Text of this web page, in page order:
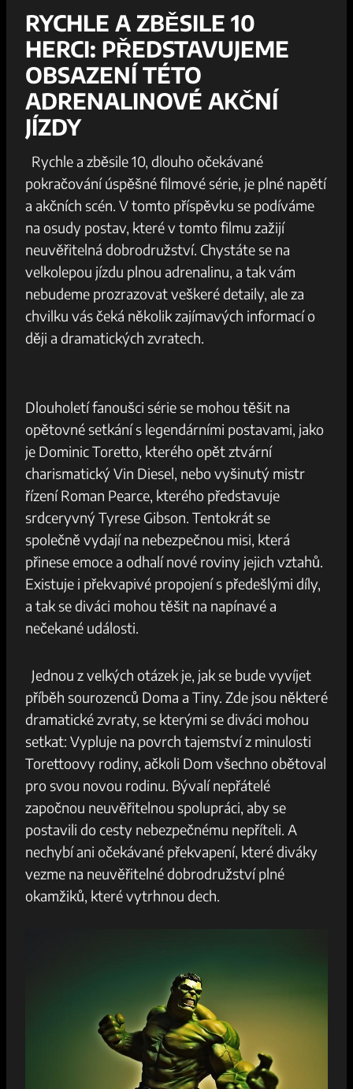
RYCHLE A ZBĚSILE 10
HERCI: PŘEDSTAVUJEME
‌OBSAZENÍ TÉTO
ADRENALINOVÉ AKČNÍ
JÍZDY
​ ​ Rychle a zběsile 10, dlouho ⁢očekávané
pokračování úspěšné filmové série, je plné napětí
a ⁤akčních scén.‌ V ‌tomto⁢ příspěvku​ se ‌podíváme
na⁣ osudy postav, které v tomto filmu zažijí
neuvěřitelná dobrodružství.‍ Chystáte‌ se na
velkolepou‌ jízdu ⁢plnou ​adrenalinu, a tak ​vám
nebudeme prozrazovat veškeré detaily, ale ⁤za
chvilku ​vás ​čeká několik zajímavých informací o
ději a dramatických zvratech.
Dlouholetí fanoušci‌ série se mohou těšit na
opětovné setkání ​s legendárními postavami, jako
je Dominic Toretto, kterého opět ztvární​
charismatický⁣ Vin Diesel, nebo vyšinutý ​mistr⁣
řízení⁤ Roman Pearce, kterého představuje
srdceryvný Tyrese Gibson. Tentokrát⁣ se
společně ​vydají na nebezpečnou‍ misi, která​
přinese ‌emoce a⁢ odhalí nové roviny jejich vztahů.
Existuje⁤ i překvapivé ⁣propojení s⁢ předešlými ​díly,
a tak ⁢se diváci mohou ⁤těšit na ‌napínavé ⁢a
nečekané události.
⁢ ‌ Jednou z velkých‌ otázek ‌je, jak se bude⁤ vyvíjet
příběh sourozenců⁤ Doma a‍ Tiny. Zde jsou ⁢některé
dramatické zvraty, ⁢se kterými se diváci mohou
⁤setkat: Vypluje na ⁤povrch tajemství z minulosti⁣
Torettoovy rodiny,‍ ačkoli Dom všechno obětoval
pro svou novou​ rodinu. Bývalí nepřátelé
⁢započnou ⁣neuvěřitelnou spolupráci, ​aby se
‌postavili do cesty ⁢nebezpečnému ⁣nepříteli. A
nechybí‍ ani očekávané překvapení,⁢ které diváky
vezme na⁤ neuvěřitelné dobrodružství plné ​
okamžiků, které vytrhnou dech.